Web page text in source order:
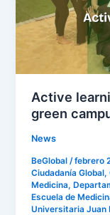
Active
green
News
BeGlobal/febrero
Ciudadanía Global,
Medicina,
Escuela de
Universitaria Juan
a
green